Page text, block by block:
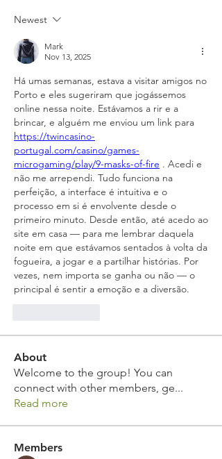
Newest
Mark
Nov 13, 2025
Há umas semanas, estava a visitar amigos no
Porto e eles sugeriram que jogássemos
online nessa noite. Estávamos a rir e a
https://twincasino-
portugal.com/casino/games-
microgaming/play/9-masks-of-fire . Acedi e
não me arrependi. Tudo funciona na
perfeição, a interface é intuitiva e o
processo em si é envolvente desde o
primeiro minuto. Desde então, até acedo ao
site em casa — para me lembrar daquela
noite em que estávamos sentados à volta da
fogueira, a jogar e a partilhar histórias. Por
vezes, nem importa se ganha ou não — o
principal é sentir a emoção e a diversão.
About
Welcome to the group! You can
connect with other members, ge...
Read more
Members